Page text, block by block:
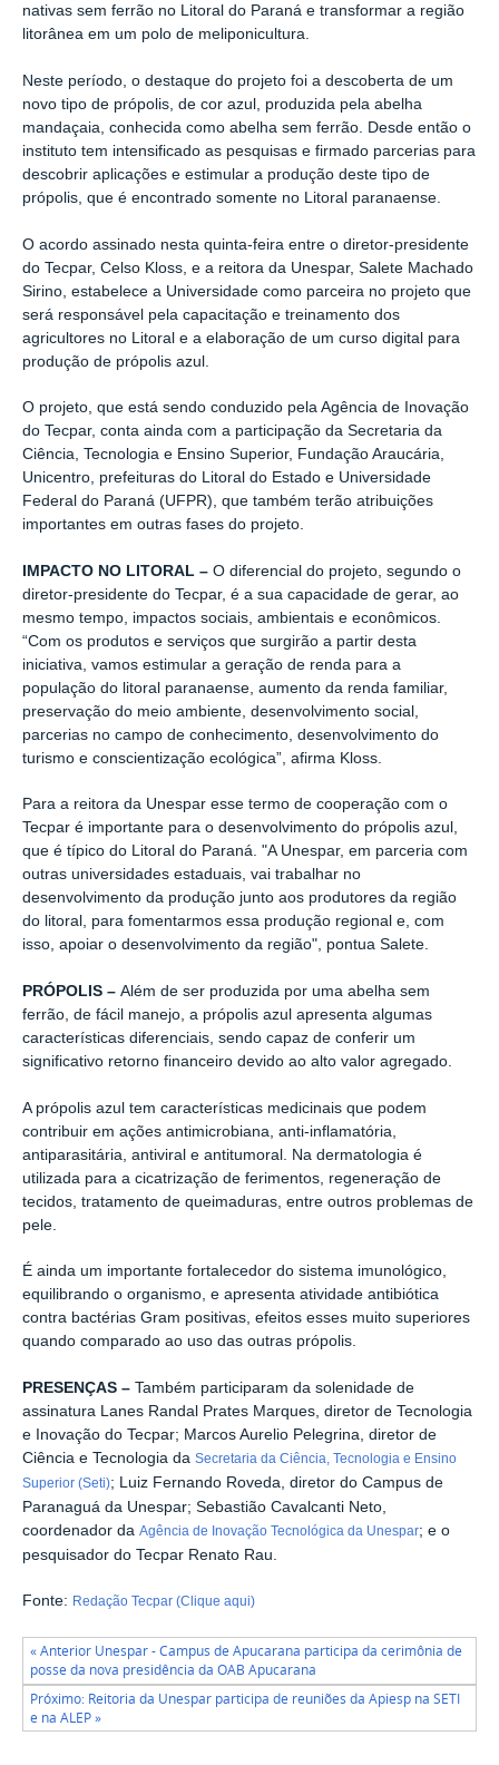
nativas sem ferrão no Litoral do Paraná e transformar a região
litorânea em um polo de meliponicultura.
Neste período, o destaque do projeto foi a descoberta de um
novo tipo de própolis, de cor azul, produzida pela abelha
mandaçaia, conhecida como abelha sem ferrão. Desde então o
instituto tem intensificado as pesquisas e firmado parcerias para
descobrir aplicações e estimular a produção deste tipo de
própolis, que é encontrado somente no Litoral paranaense.
O acordo assinado nesta quinta-feira entre o diretor-presidente
do Tecpar, Celso Kloss, e a reitora da Unespar, Salete Machado
Sirino, estabelece a Universidade como parceira no projeto que
será responsável pela capacitação e treinamento dos
agricultores no Litoral e a elaboração de um curso digital para
produção de própolis azul.
O projeto, que está sendo conduzido pela Agência de Inovação
do Tecpar, conta ainda com a participação da Secretaria da
Ciência, Tecnologia e Ensino Superior, Fundação Araucária,
Unicentro, prefeituras do Litoral do Estado e Universidade
Federal do Paraná (UFPR), que também terão atribuições
importantes em outras fases do projeto.
IMPACTO NO LITORAL – O diferencial do projeto, segundo o
diretor-presidente do Tecpar, é a sua capacidade de gerar, ao
mesmo tempo, impactos sociais, ambientais e econômicos.
“Com os produtos e serviços que surgirão a partir desta
iniciativa, vamos estimular a geração de renda para a
população do litoral paranaense, aumento da renda familiar,
preservação do meio ambiente, desenvolvimento social,
parcerias no campo de conhecimento, desenvolvimento do
turismo e conscientização ecológica”, afirma Kloss.
Para a reitora da Unespar esse termo de cooperação com o
Tecpar é importante para o desenvolvimento do própolis azul,
que é típico do Litoral do Paraná. "A Unespar, em parceria com
outras universidades estaduais, vai trabalhar no
desenvolvimento da produção junto aos produtores da região
do litoral, para fomentarmos essa produção regional e, com
isso, apoiar o desenvolvimento da região", pontua Salete.
PRÓPOLIS – Além de ser produzida por uma abelha sem
ferrão, de fácil manejo, a própolis azul apresenta algumas
características diferenciais, sendo capaz de conferir um
significativo retorno financeiro devido ao alto valor agregado.
A própolis azul tem características medicinais que podem
contribuir em ações antimicrobiana, anti-inflamatória,
antiparasitária, antiviral e antitumoral. Na dermatologia é
utilizada para a cicatrização de ferimentos, regeneração de
tecidos, tratamento de queimaduras, entre outros problemas de
pele.
É ainda um importante fortalecedor do sistema imunológico,
equilibrando o organismo, e apresenta atividade antibiótica
contra bactérias Gram positivas, efeitos esses muito superiores
quando comparado ao uso das outras própolis.
PRESENÇAS – Também participaram da solenidade de
assinatura Lanes Randal Prates Marques, diretor de Tecnologia
e Inovação do Tecpar; Marcos Aurelio Pelegrina, diretor de
Ciência e Tecnologia da Secretaria da Ciência, Tecnologia e Ensino
Superior (Seti); Luiz Fernando Roveda, diretor do Campus de
Paranaguá da Unespar; Sebastião Cavalcanti Neto,
coordenador da Agência de Inovação Tecnológica da Unespar; e o
pesquisador do Tecpar Renato Rau.
Fonte: Redação Tecpar (Clique aqui)
« Anterior Unespar - Campus de Apucarana participa da cerimônia de
posse da nova presidência da OAB Apucarana
Próximo: Reitoria da Unespar participa de reuniões da Apiesp na SETI
e na ALEP »